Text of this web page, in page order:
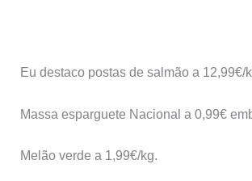
Eu destaco postas de salmão a 12,99€/
Massa esparguete Nacional a 0,99€
Melão verde a 1,99€/kg.